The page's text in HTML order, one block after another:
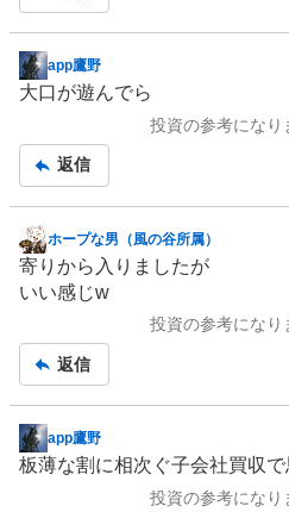
事
掲
示
事
app鷹野
大口が遊んでら
投資の参考になり
返信
掲
示
板
ホープな男（風の谷所属）
寄りから入りましたが
いい感じw
投資の参考になり
返信
掲
示
app鷹野
板薄な割に相次ぐ子会社買収
投資の参考になり